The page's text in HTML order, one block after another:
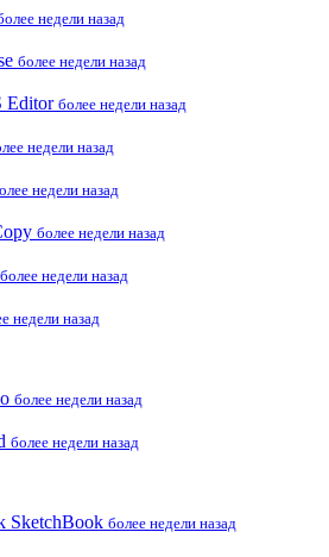
недели назад
более недели назад
Editor более недели назад
недели назад
недели назад
более недели назад
более недели назад
недели назад
более недели назад
более недели назад
SketchBook более недели назад